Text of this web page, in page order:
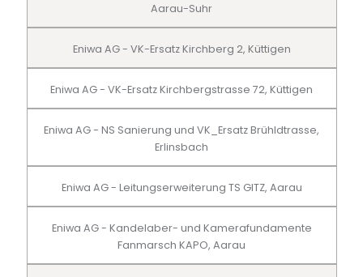
Aarau-Suhr
Eniwa AG - VK-Ersatz Kirchberg 2, Küttigen
Eniwa AG - VK-Ersatz Kirchbergstrasse 72, Küttigen
Eniwa AG - NS Sanierung und VK_Ersatz Brühldtrasse,
Erlinsbach
Eniwa AG - Leitungserweiterung TS GITZ, Aarau
Eniwa AG - Kandelaber- und Kamerafundamente
Fanmarsch KAPO, Aarau